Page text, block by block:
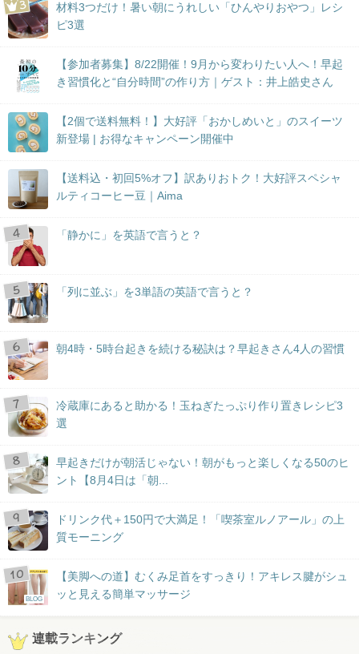
材料3つだけ！暑い朝にうれしい「ひんやりおやつ」レシ
ピ3選
【参加者募集】8/22開催！9月から変わりたい人へ！早起
き習慣化と“自分時間”の作り方｜ゲスト：井上皓史さん
【2個で送料無料！】大好評「おかしめいと」のスイーツ
新登場 | お得なキャンペーン開催中
【送料込・初回5%オフ】訳ありおトク！大好評スペシャ
ルティコーヒー豆｜Aima
「静かに」を英語で言うと？
「列に並ぶ」を3単語の英語で言うと？
朝4時・5時台起きを続ける秘訣は？早起きさん4人の習慣
冷蔵庫にあると助かる！玉ねぎたっぷり作り置きレシピ3
選
早起きだけが朝活じゃない！朝がもっと楽しくなる50のヒ
ント【8月4日は「朝...
ドリンク代＋150円で大満足！「喫茶室ルノアール」の上
質モーニング
BLOG
【美脚への道】むくみ足首をすっきり！アキレス腱がシュ
ッと見える簡単マッサージ
連載ランキング